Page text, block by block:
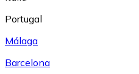
Portugal
Málaga
Barcelona